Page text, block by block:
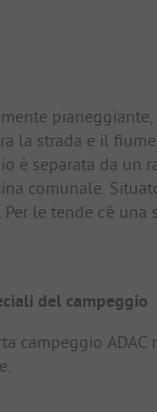
la strada e il
è separata da un
comunale.
le tende c'è una
del campeggio
campeggio